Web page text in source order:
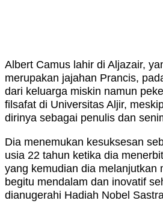
Albert Camus lahir di Aljazair,
merupakan jajahan Prancis,
dari keluarga miskin namun
filsafat di Universitas Aljir,
dirinya sebagai penulis dan
Dia menemukan kesuksesan
usia 22 tahun ketika dia
yang kemudian dia melanjutkan
begitu mendalam dan inovatif
dianugerahi Hadiah Nobel